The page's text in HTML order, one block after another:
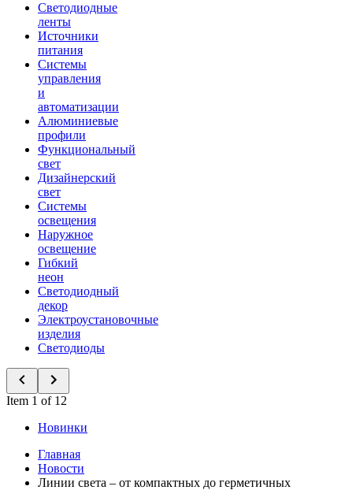
Светодиодные
ленты
Источники
питания
Системы
управления
и
автоматизации
Алюминиевые
профили
Функциональный
свет
Дизайнерский
свет
Системы
освещения
Наружное
освещение
Гибкий
неон
Светодиодный
декор
Электроустановочные
изделия
Светодиоды
Item 1 of 12
Новинки
Главная
Новости
Линии света – от компактных до герметичных